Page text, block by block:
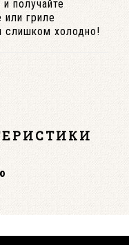
получайте
или гриле
слишком холодно!